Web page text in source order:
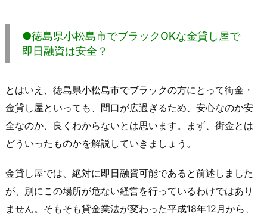
●徳島県小松島市でブラックOKな金貸し屋で
即日融資は安全？
とはいえ、徳島県小松島市でブラックの方にとって街金・
金貸し屋といっても、間口が広過ぎるため、安心なのか安
全なのか、良くわからないとは思います。まず、街金とは
どういったものかを解説していきましょう。
金貸し屋では、絶対に即日融資可能であると前述しました
が、別にこの場所が危ない経営を行っているわけではあり
ません。そもそも貸金業法が変わった平成18年12月から、